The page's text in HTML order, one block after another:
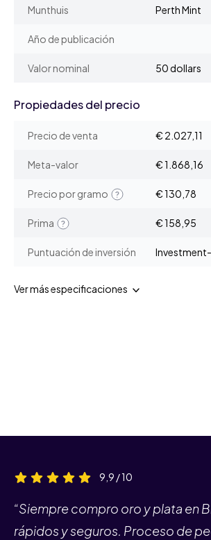
Munthuis Perth Mint
Año de publicación
Valor nominal 50 dollars
Propiedades del precio
Precio de venta € 2.027,11
Meta-valor € 1.868,16
Precio por gramo € 130,78
Prima € 158,95
Puntuación de inversión
Ver más especificaciones
9,9 / 10
“Siempre compro oro y plata en
rápidos y seguros. Proceso de